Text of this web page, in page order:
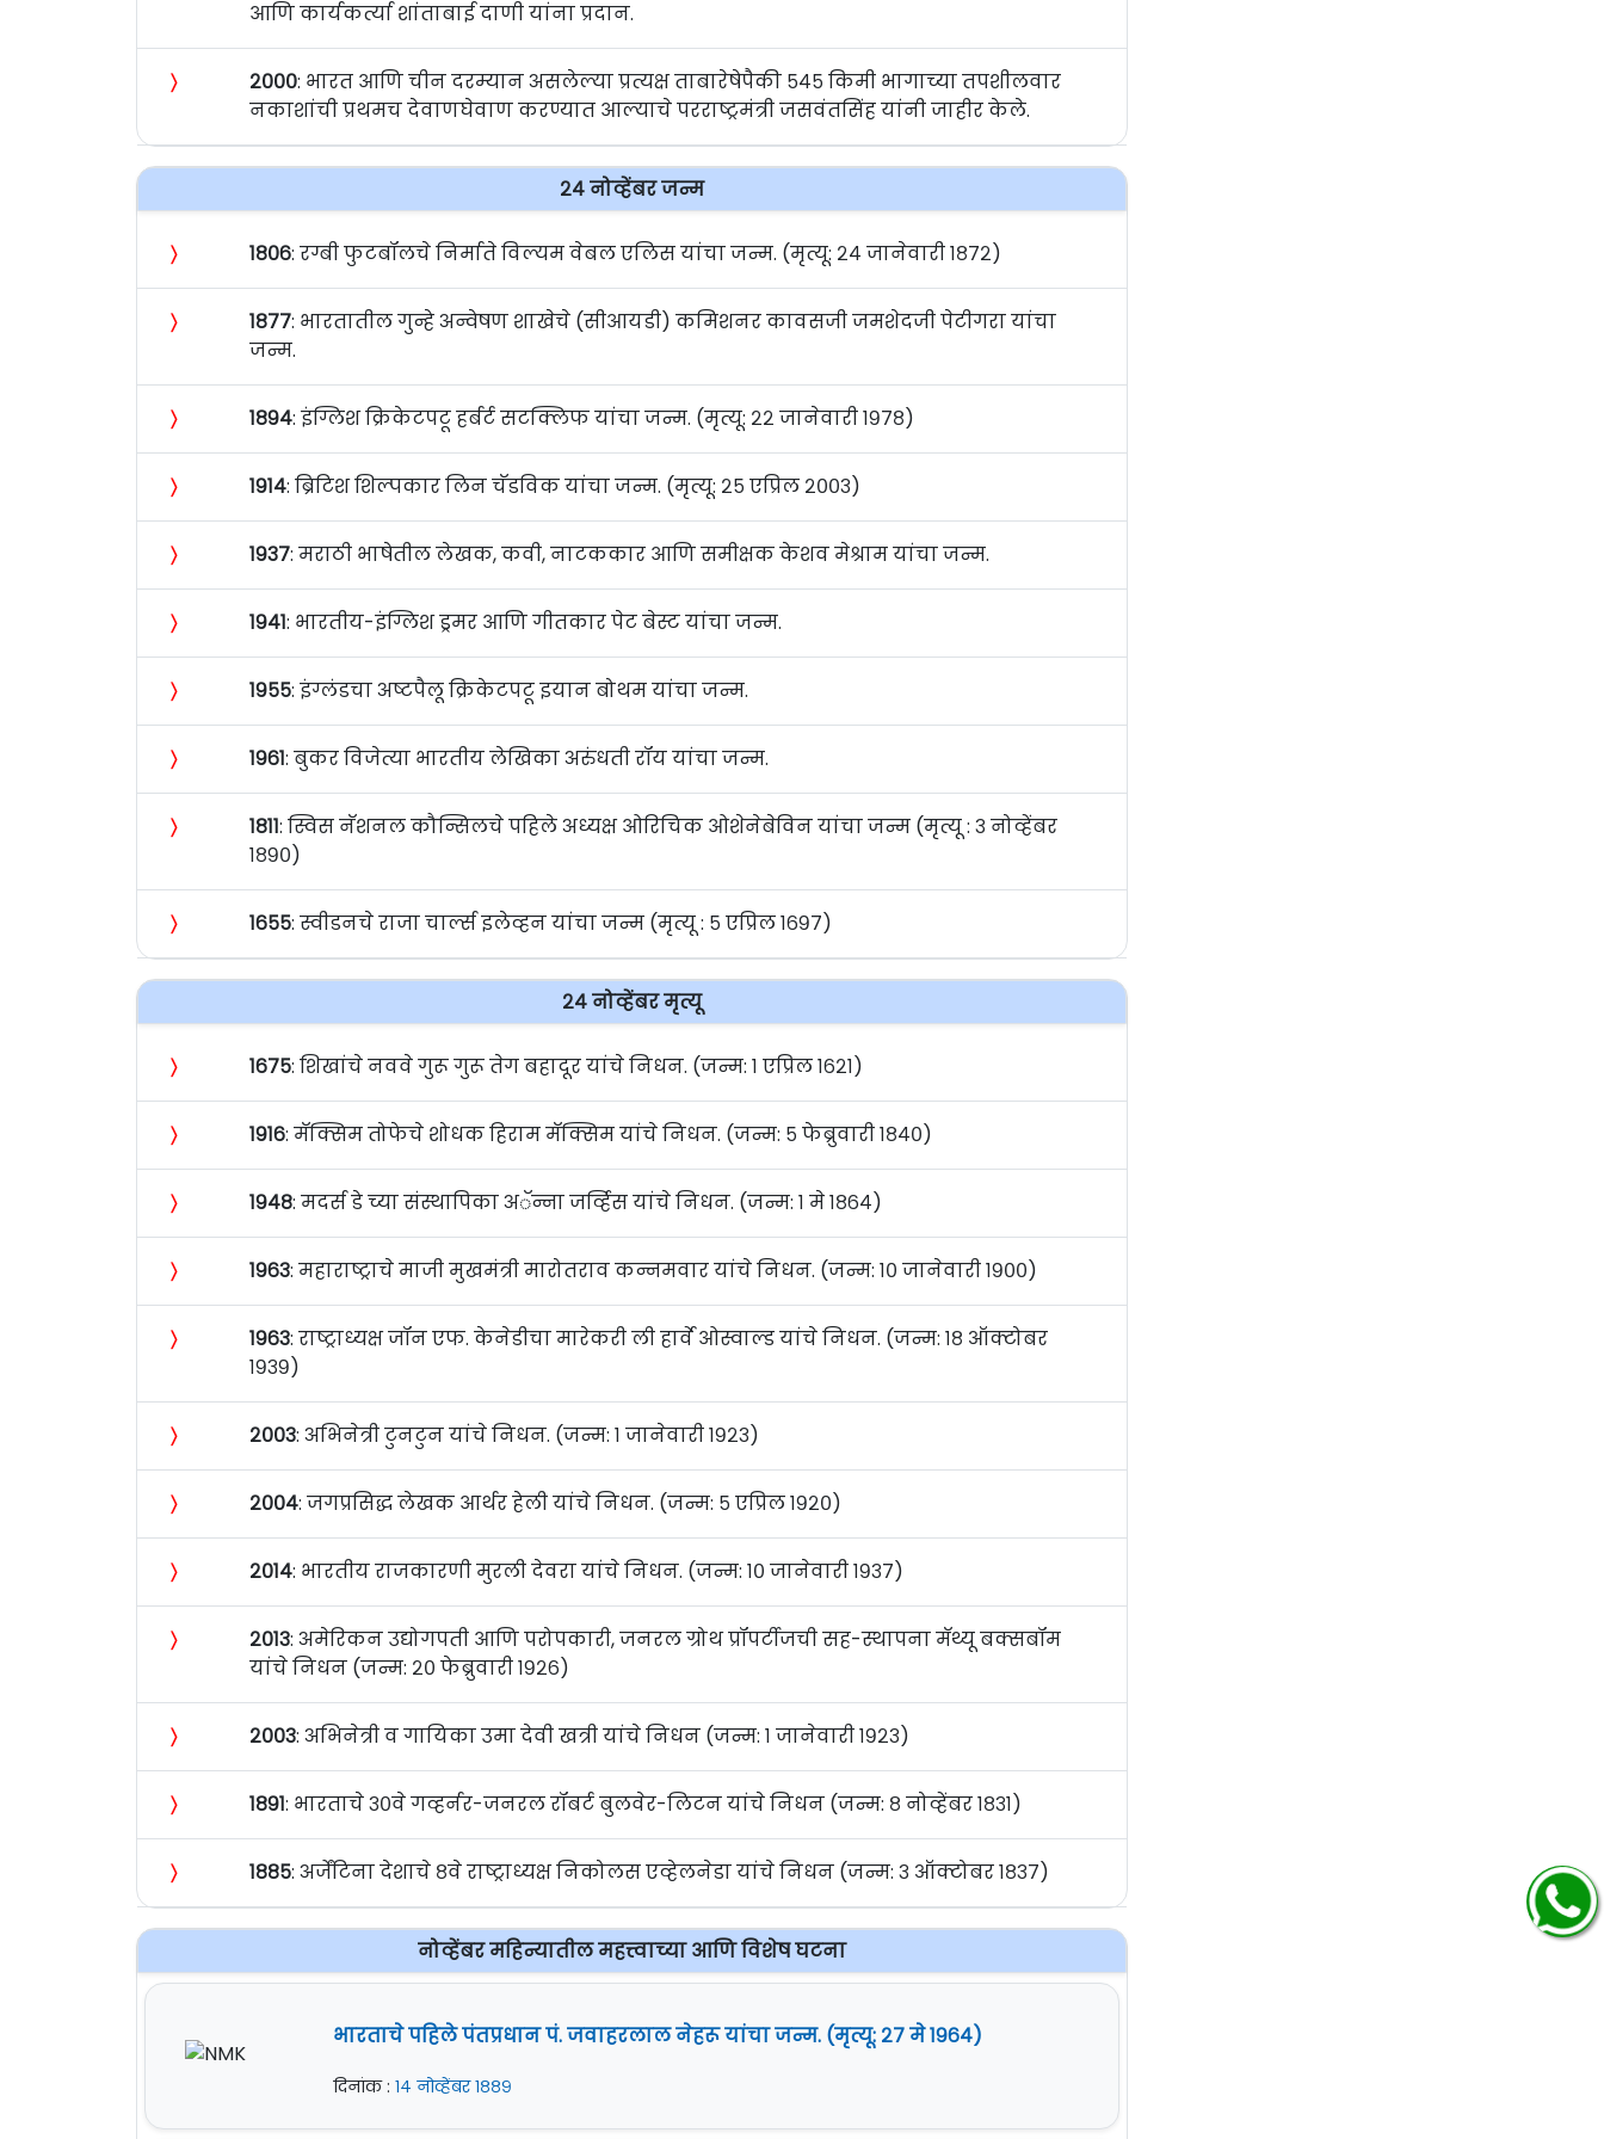
आणि कार्यकर्त्या शांताबाई दाणी यांना प्रदान.
〉 २०००: भारत आणि चीन दरम्यान असलेल्या प्रत्यक्ष ताबारेषेपैकी ५४५ किमी भागाच्या तपशीलवार
नकाशांची प्रथमच देवाणघेवाण करण्यात आल्याचे परराष्ट्रमंत्री जसवंतसिंह यांनी जाहीर केले.
२४ नोव्हेंबर जन्म
〉 १८०६: रग्बी फुटबॉलचे निर्माते विल्यम वेबल एलिस यांचा जन्म. (मृत्यू: २४ जानेवारी १८७२)
〉 १८७७: भारतातील गुन्हे अन्वेषण शाखेचे (सीआयडी) कमिशनर कावसजी जमशेदजी पेटीगरा यांचा
जन्म.
〉 १८९४: इंग्लिश क्रिकेटपटू हर्बर्ट सटक्लिफ यांचा जन्म. (मृत्यू: २२ जानेवारी १९७८)
〉 १९१४: ब्रिटिश शिल्पकार लिन चॅडविक यांचा जन्म. (मृत्यू: २५ एप्रिल २००३)
〉 १९३७: मराठी भाषेतील लेखक, कवी, नाटककार आणि समीक्षक केशव मेश्राम यांचा जन्म.
〉 १९४१: भारतीय-इंग्लिश ड्रमर आणि गीतकार पेट बेस्ट यांचा जन्म.
〉 १९५५: इंग्लंडचा अष्टपैलू क्रिकेटपटू इयान बोथम यांचा जन्म.
〉 १९६१: बुकर विजेत्या भारतीय लेखिका अरुंधती रॉय यांचा जन्म.
〉 १८११: स्विस नॅशनल कौन्सिलचे पहिले अध्यक्ष ओरिचिक ओशेनेबेविन यांचा जन्म (मृत्यू : ३ नोव्हेंबर
१८९०)
〉 १६५५: स्वीडनचे राजा चार्ल्स इलेव्हन यांचा जन्म (मृत्यू : ५ एप्रिल १६९७)
२४ नोव्हेंबर मृत्यू
〉 १६७५: शिखांचे नववे गुरू गुरू तेग बहादूर यांचे निधन. (जन्म: १ एप्रिल १६२१)
〉 १९१६: मॅक्सिम तोफेचे शोधक हिराम मॅक्सिम यांचे निधन. (जन्म: ५ फेब्रुवारी १८४०)
〉 १९४८: मदर्स डे च्या संस्थापिका अॅन्ना जर्व्हिस यांचे निधन. (जन्म: १ मे १८६४)
〉 १९६३: महाराष्ट्राचे माजी मुखमंत्री मारोतराव कन्नमवार यांचे निधन. (जन्म: १० जानेवारी १९००)
〉 १९६३: राष्ट्राध्यक्ष जॉन एफ. केनेडीचा मारेकरी ली हार्वे ओस्वाल्ड यांचे निधन. (जन्म: १८ ऑक्टोबर
१९३९)
〉 २००३: अभिनेत्री टुनटुन यांचे निधन. (जन्म: १ जानेवारी १९२३)
〉 २००४: जगप्रसिद्ध लेखक आर्थर हेली यांचे निधन. (जन्म: ५ एप्रिल १९२०)
〉 २०१४: भारतीय राजकारणी मुरली देवरा यांचे निधन. (जन्म: १० जानेवारी १९३७)
〉 २०१३: अमेरिकन उद्योगपती आणि परोपकारी, जनरल ग्रोथ प्रॉपर्टीजची सह-स्थापना मॅथ्यू बक्सबॉम
यांचे निधन (जन्म: २० फेब्रुवारी १९२६)
〉 २००३: अभिनेत्री व गायिका उमा देवी खत्री यांचे निधन (जन्म: १ जानेवारी १९२३)
〉 १८९१: भारताचे ३०वे गव्हर्नर-जनरल रॉबर्ट बुलवेर-लिटन यांचे निधन (जन्म: ८ नोव्हेंबर १८३१)
〉 १८८५: अर्जेंटिना देशाचे ८वे राष्ट्राध्यक्ष निकोलस एव्हेलनेडा यांचे निधन (जन्म: ३ ऑक्टोबर १८३७)
नोव्हेंबर महिन्यातील महत्त्वाच्या आणि विशेष घटना
भारताचे पहिले पंतप्रधान पं. जवाहरलाल नेहरू यांचा जन्म. (मृत्यू: २७ मे १९६४)
दिनांक :१४ नोव्हेंबर १८८९